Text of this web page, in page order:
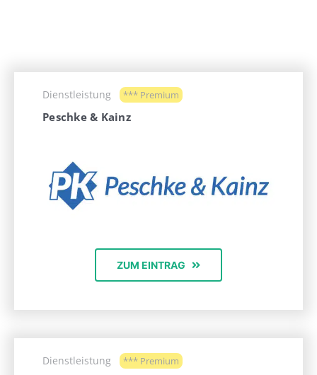
Dienstleistung *** Premium
Peschke & Kainz
ZUM EINTRAG
Dienstleistung *** Premium